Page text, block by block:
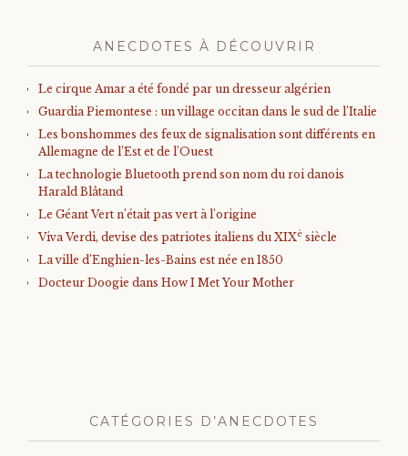
ANECDOTES À DÉCOUVRIR
Le cirque Amar a été fondé par un dresseur algérien
Guardia Piemontese : un village occitan dans le sud de l’Italie
Les bonshommes des feux de signalisation sont différents en
Allemagne de l’Est et de l’Ouest
La technologie Bluetooth prend son nom du roi danois
Harald Blåtand
Le Géant Vert n’était pas vert à l’origine
Viva Verdi, devise des patriotes italiens du XIXè siècle
La ville d’Enghien-les-Bains est née en 1850
Docteur Doogie dans How I Met Your Mother
CATÉGORIES D’ANECDOTES